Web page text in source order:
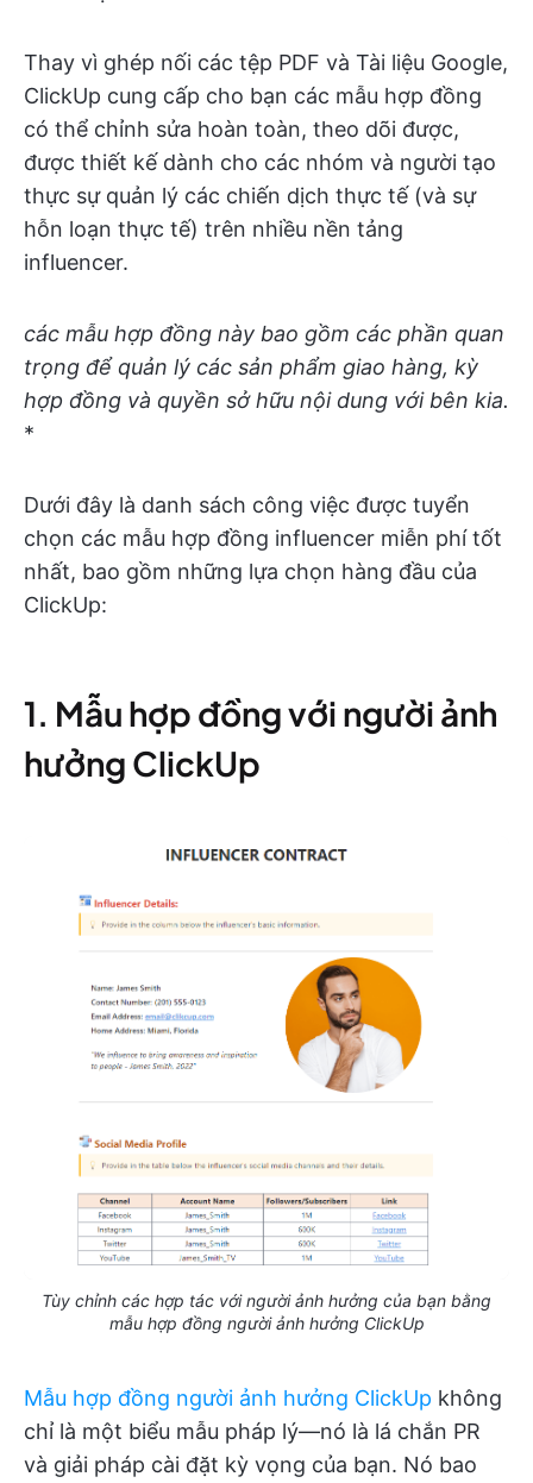
Thay vì ghép nối các tệp PDF và Tài liệu Google,
ClickUp cung cấp cho bạn các mẫu hợp đồng
có thể chỉnh sửa hoàn toàn, theo dõi được,
được thiết kế dành cho các nhóm và người tạo
thực sự quản lý các chiến dịch thực tế (và sự
hỗn loạn thực tế) trên nhiều nền tảng
influencer.
các mẫu hợp đồng này bao gồm các phần quan
trọng để quản lý các sản phẩm giao hàng, kỳ
hợp đồng và quyền sở hữu nội dung với bên kia.
*
Dưới đây là danh sách công việc được tuyển
chọn các mẫu hợp đồng influencer miễn phí tốt
nhất, bao gồm những lựa chọn hàng đầu của
ClickUp:
1. Mẫu hợp đồng với người ảnh
hưởng ClickUp
Tùy chỉnh các hợp tác với người ảnh hưởng của bạn bằng
mẫu hợp đồng người ảnh hưởng ClickUp
Mẫu hợp đồng người ảnh hưởng ClickUp không
chỉ là một biểu mẫu pháp lý—nó là lá chắn PR
và giải pháp cài đặt kỳ vọng của bạn. Nó bao